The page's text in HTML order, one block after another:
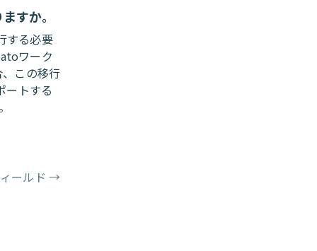
すか。
する必要
ワーク
この移行
ートする
ールド →